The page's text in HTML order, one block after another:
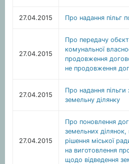
27.04.2015 Про надання пільг
27.04.2015
Про передачу
комунальної
продовження
не продовження
27.04.2015
Про надання пільги
земельну ділянку
27.04.2015
Про поновлення
земельних ділянок,
рішення міської
на виготовлення
щодо відведення